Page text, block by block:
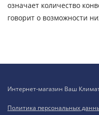
означает количество
говорит о возможности
Интернет-магазин Ваш
Политика персональных